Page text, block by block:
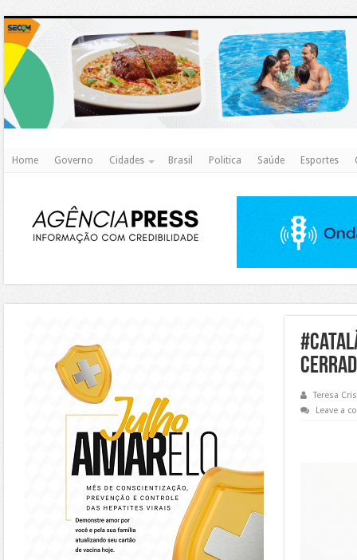
Home Governo Cidades Brasil Politica Saúde Esportes
Teresa
Leave a